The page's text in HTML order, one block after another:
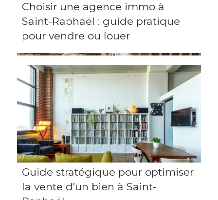
Choisir une agence immo à
Saint-Raphaël : guide pratique
pour vendre ou louer
Guide stratégique pour optimiser
la vente d'un bien à Saint-